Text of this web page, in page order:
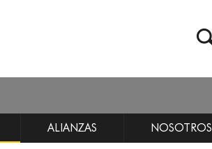
ALIANZAS NOSOTROS